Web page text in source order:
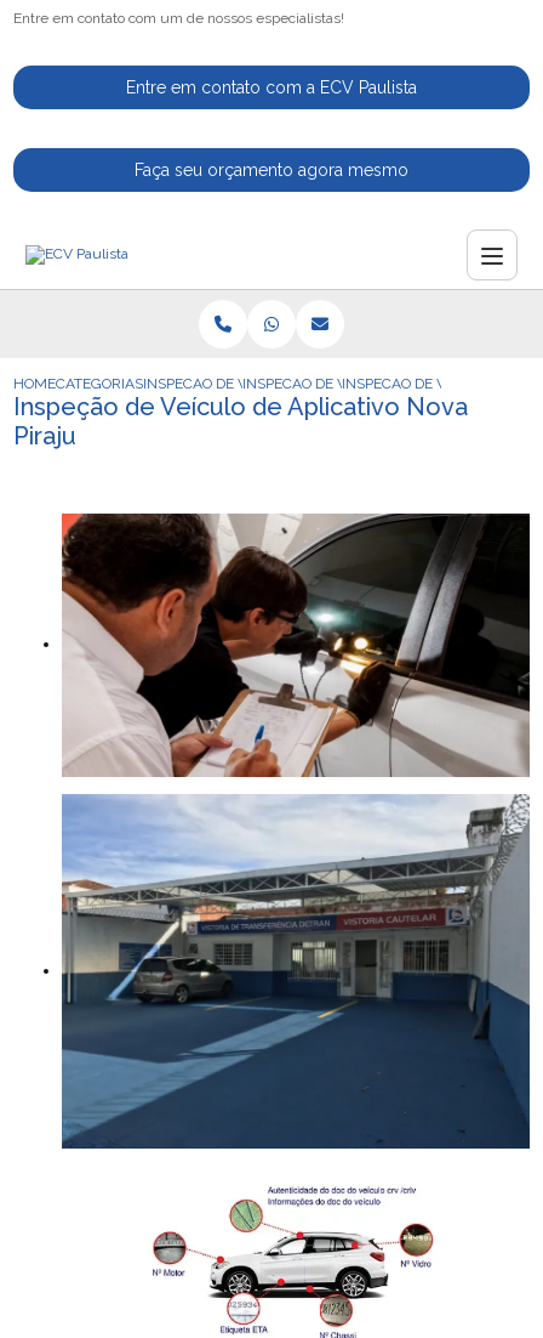
Entre em contato com um de nossos especialistas!
Entre em contato com a ECV Paulista
Faça seu orçamento agora mesmo
HOMECATEGORIASINSPECAO DE VEICULOSINSPECAO DE VEICULO PARA MOTORISTAS
INSPECAO DE VEICULO DE
Inspeção de Veículo de Aplicativo Nova
Piraju